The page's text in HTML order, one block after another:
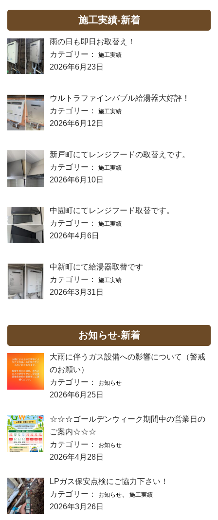
施工実績-新着
雨の日も即日お取替え！
カテゴリー：
施工実績
2026年6月23日
ウルトラファインバブル給湯器大好評！
カテゴリー：
施工実績
2026年6月12日
新戸町にてレンジフードの取替えです。
カテゴリー：
施工実績
2026年6月10日
中園町にてレンジフード取替です。
カテゴリー：
施工実績
2026年4月6日
中新町にて給湯器取替です
カテゴリー：
施工実績
2026年3月31日
お知らせ-新着
大雨に伴うガス設備への影響について（警戒
のお願い）
カテゴリー：
お知らせ
2026年6月25日
☆☆☆ゴールデンウィーク期間中の営業日の
ご案内☆☆☆
カテゴリー：
お知らせ
2026年4月28日
LPガス保安点検にご協力下さい！
カテゴリー：
お知らせ 施工実績
2026年3月26日